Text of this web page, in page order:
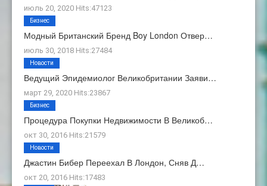
июль 20, 2020 Hits:47123
Модный Британский Бренд Boy London Отвер…
июль 30, 2018 Hits:27484
Бизнес
Ведущий Эпидемиолог Великобритании Заяви…
март 29, 2020 Hits:23867
Новости
Процедура Покупки Недвижимости В Великоб…
окт 30, 2016 Hits:21579
Бизнес
Джастин Бибер Переехал В Лондон, Сняв Д…
окт 20, 2016 Hits:17483
Новости